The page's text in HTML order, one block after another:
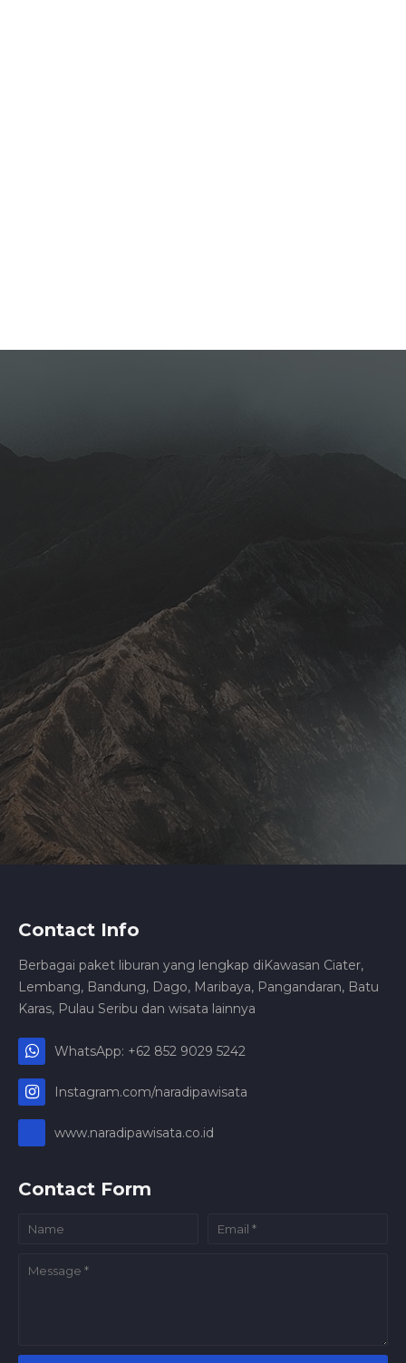
Contact Info
Berbagai paket liburan yang lengkap diKawasan Ciater,
Lembang, Bandung, Dago, Maribaya, Pangandaran, Batu
Karas, Pulau Seribu dan wisata lainnya
WhatsApp: +62 852 9029 5242
Instagram.com/naradipawisata
www.naradipawisata.co.id
Contact Form